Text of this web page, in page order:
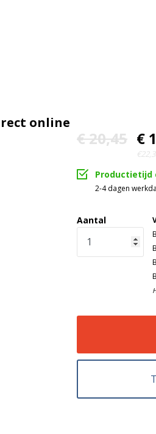
online
€ 20,45 €
Productietijd
2-4 dagen
Aantal